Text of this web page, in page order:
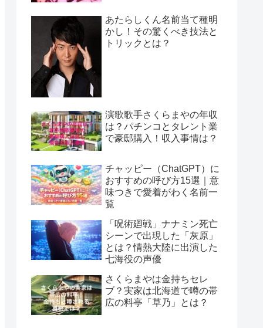
あたらしくん名前当て種明
かし！その驚くべき技法と
トリックとは？
演歌歌手さくらまやの年収
は？パチンコとタレント業
で豪邸購入！収入事情は？
チャッピー（ChatGPT）に
おすすめの呼び方15選｜意
味つきで愛着がわく名前一
覧
「呪術廻戦」ナナミン死亡
シーンで出現した「灰原」
とは？情熱大陸に出演した
七海役の声優
さくらまやは金持ちセレ
ブ？実家は北海道で噂の帯
広の料亭「草乃」とは？